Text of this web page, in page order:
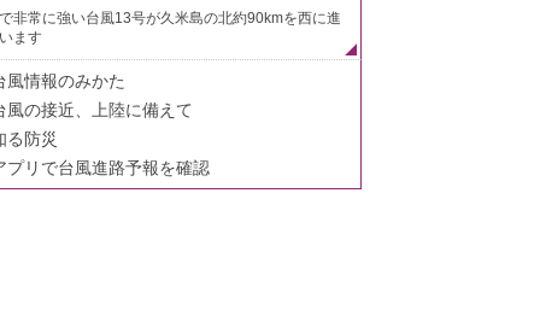
非常に強い台風13号が久米島の北約90kmを西に進
ます
風情報のみかた
風の接近、上陸に備えて
る防災
プリで台風進路予報を確認